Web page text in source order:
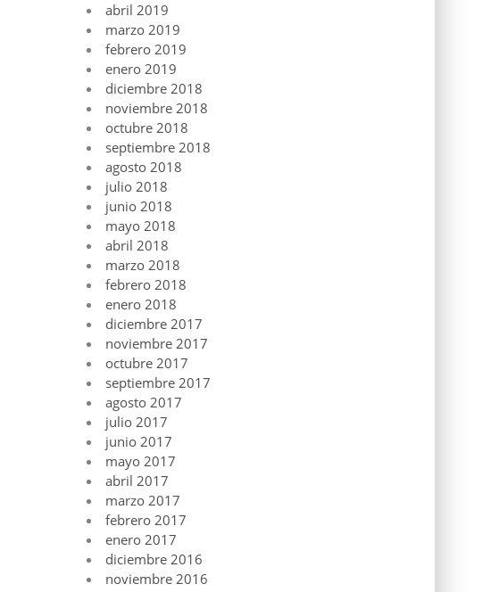
abril 2019
marzo 2019
febrero 2019
enero 2019
diciembre 2018
noviembre 2018
octubre 2018
septiembre 2018
agosto 2018
julio 2018
junio 2018
mayo 2018
abril 2018
marzo 2018
febrero 2018
enero 2018
diciembre 2017
noviembre 2017
octubre 2017
septiembre 2017
agosto 2017
julio 2017
junio 2017
mayo 2017
abril 2017
marzo 2017
febrero 2017
enero 2017
diciembre 2016
noviembre 2016